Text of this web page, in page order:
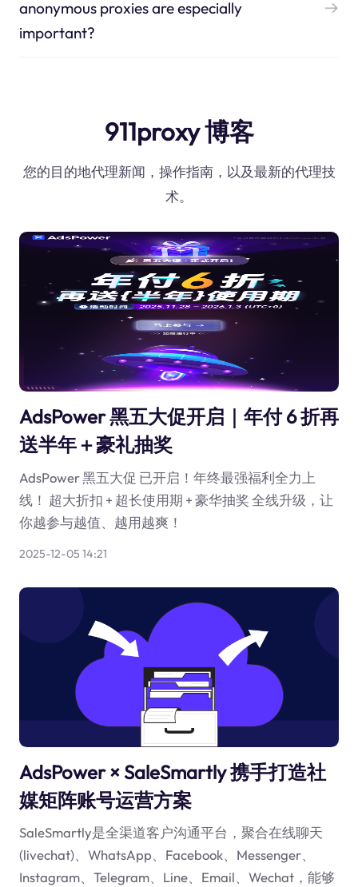
anonymous proxies are especially
important?
911proxy 博客
您的目的地代理新闻，操作指南，以及最新的代理技
术。
AdsPower 黑五大促开启｜年付 6 折再
送半年＋豪礼抽奖
AdsPower 黑五大促 已开启！年终最强福利全力上
线！ 超大折扣 + 超长使用期 + 豪华抽奖 全线升级，让
你越参与越值、越用越爽！
2025-12-05 14:21
AdsPower × SaleSmartly 携手打造社
媒矩阵账号运营方案
SaleSmartly是全渠道客户沟通平台，聚合在线聊天
(livechat)、WhatsApp、Facebook、Messenger、
Instagram、Telegram、Line、Email、Wechat，能够